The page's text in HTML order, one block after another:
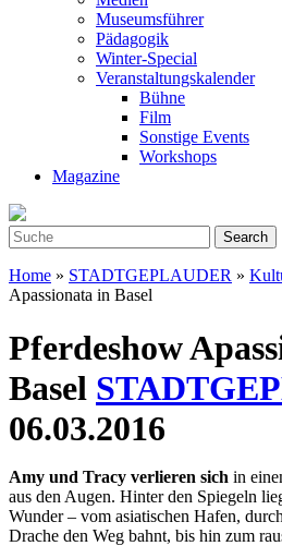
Museumsführer
Pädagogik
Winter-Special
Veranstaltungskalender
Bühne
Film
Sonstige Events
Workshops
Magazine
Home » STADTGEPLAUDER »
Apassionata in Basel
Pferdeshow
Basel
06.03.2016
Amy und Tracy verlieren sich in
aus den Augen. Hinter den Spiegeln
Wunder – vom asiatischen Hafen,
Drache den Weg bahnt, bis hin zum